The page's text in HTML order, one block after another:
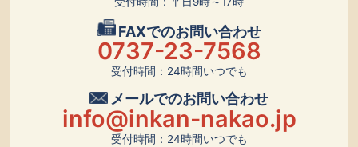
FAXでのお問い合わせ
0737-23-7568
受付時間：24時間いつでも
メールでのお問い合わせ
info@inkan-nakao.jp
受付時間：24時間いつでも